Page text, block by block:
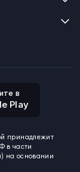
в
Play
принадлежит
в части
на основании